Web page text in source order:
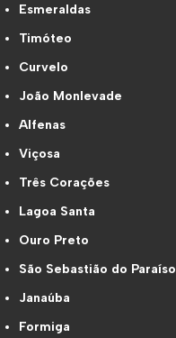
Esmeraldas
Timóteo
Curvelo
João Monlevade
Alfenas
Viçosa
Três Corações
Lagoa Santa
Ouro Preto
São Sebastião do Paraíso
Janaúba
Formiga